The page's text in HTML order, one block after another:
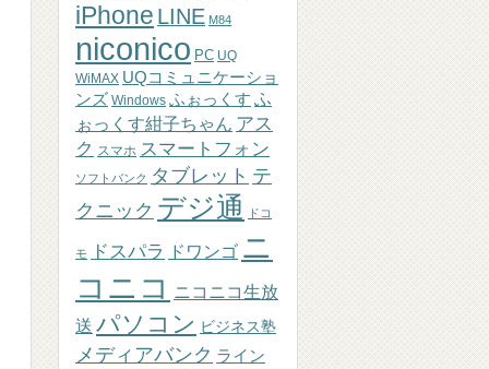
iPhone LINE M84
niconico PC UQ
WiMAX UQコミュニケーショ
ンズ Windows ふぉっくす ふ
ぉっくす紺子ちゃん アス
ク スマホ スマートフォン
ソフトバンク タブレット テ
クニック デジ通 ドコ
モ ドスパラ ドワンゴ ニ
コニコ ニコニコ生放
送 パソコン ビジネス塾
メディアバンク ライン